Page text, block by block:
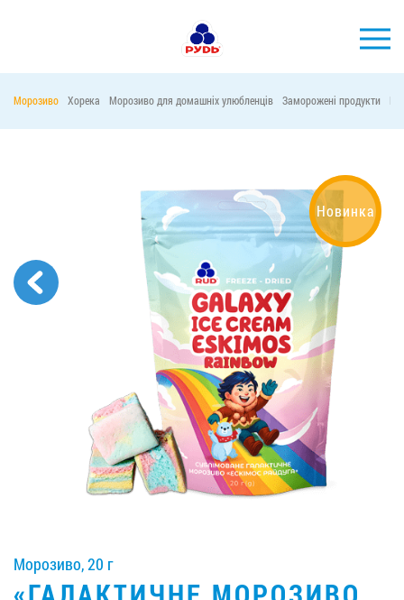
КОМПАНІЯ
СПОЖИВАЧАМ
АКЦІЇ
ПРЕС-ЦЕНТР
ХОРЕКА
Тендерні закупівлі
Контакти
Вакансії
ЗАМОВИТИ ПРОДУКЦІЮ «РУДЬ»:
Морозиво Хорека Морозиво для домашніх улюбленців Заморожені продукти
Новинка
Морозиво, 20 г